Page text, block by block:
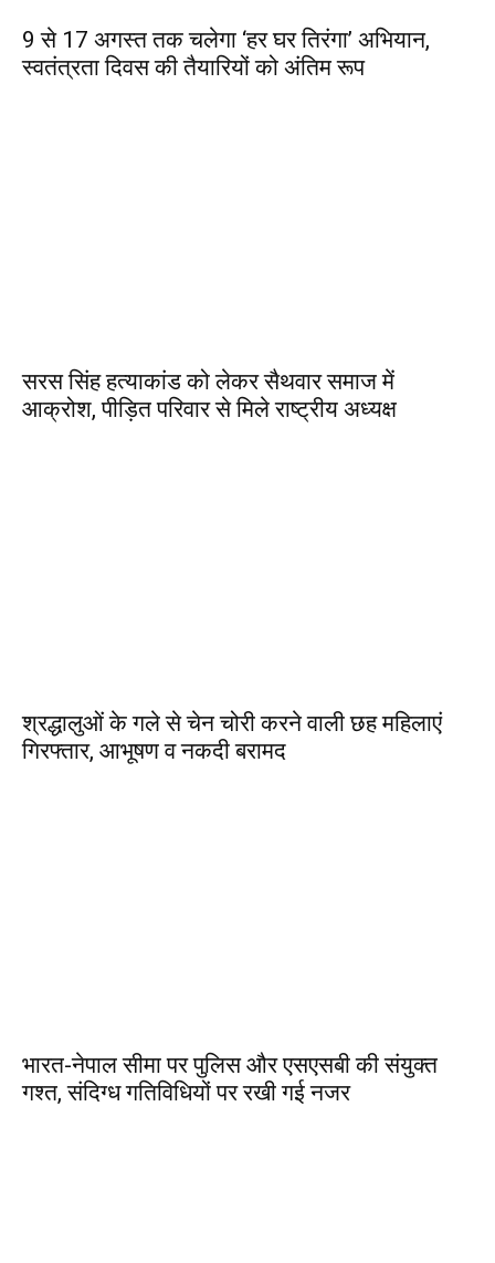
9 से 17 अगस्त तक चलेगा ‘हर घर तिरंगा’ अभियान,
स्वतंत्रता दिवस की तैयारियों को अंतिम रूप
सरस सिंह हत्याकांड को लेकर सैथवार समाज में
आक्रोश, पीड़ित परिवार से मिले राष्ट्रीय अध्यक्ष
श्रद्धालुओं के गले से चेन चोरी करने वाली छह महिलाएं
गिरफ्तार, आभूषण व नकदी बरामद
भारत-नेपाल सीमा पर पुलिस और एसएसबी की संयुक्त
गश्त, संदिग्ध गतिविधियों पर रखी गई नजर